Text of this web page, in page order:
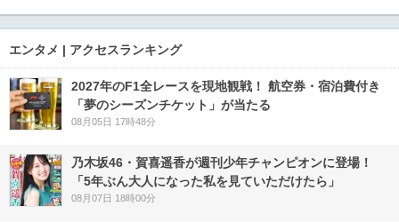
エンタメ | アクセスランキング
2027年のF1全レースを現地観戦！ 航空券・宿泊費付き
「夢のシーズンチケット」が当たる
08月05日 17時48分
乃木坂46・賀喜遥香が週刊少年チャンピオンに登場！
「5年ぶん大人になった私を見ていただけたら」
08月07日 18時00分